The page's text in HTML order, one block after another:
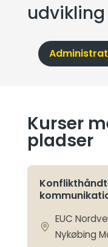
udvikling
Kurser
pladser
EUC
Nykøbing